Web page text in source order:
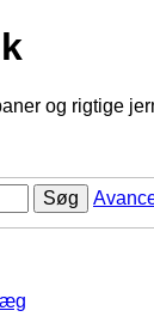
og rigtige
Søg